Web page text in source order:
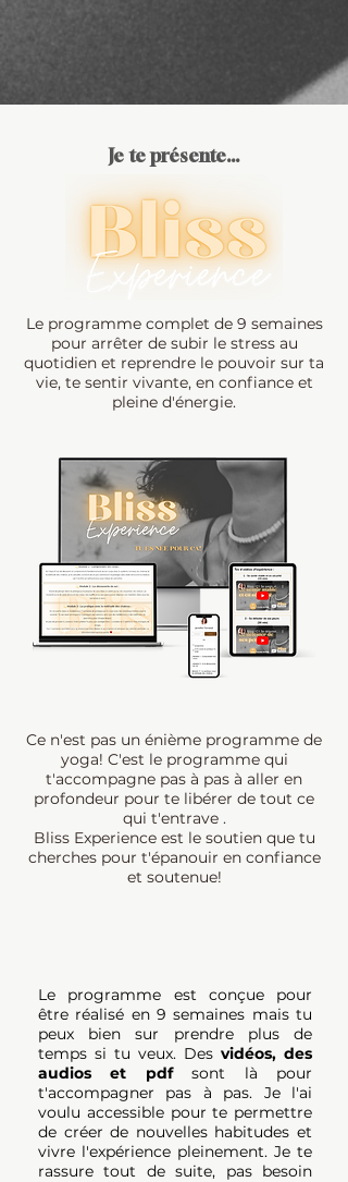
Je te présente...
Le programme complet de 9 semaines
pour arrêter de subir le stress au
quotidien et reprendre le pouvoir sur ta
vie, te sentir vivante, en confiance et
pleine d'énergie.
Ce n'est pas un énième programme de
yoga! C'est le programme qui
t'accompagne pas à pas à aller en
profondeur pour te libérer de tout ce
qui t'entrave .
Bliss Experience est le soutien que tu
cherches pour t'épanouir en confiance
et soutenue!
Le programme est conçue pour
être réalisé en 9 semaines mais tu
peux bien sur prendre plus de
temps si tu veux. Des vidéos, des
audios et pdfsont là pour
t'accompagner pas à pas. Je l'ai
voulu accessible pour te permettre
de créer de nouvelles habitudes et
vivre l'expérience pleinement. Je te
rassure tout de suite, pas besoin